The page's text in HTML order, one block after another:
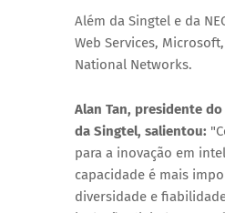
Além da Singtel e da
Web Services,
National Networks.
Alan Tan, presidente
da Singtel, salientou:
para a inovação em
capacidade é mais
diversidade e